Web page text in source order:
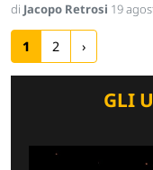
di Jacopo Retrosi 19
1 2 ›
GLI